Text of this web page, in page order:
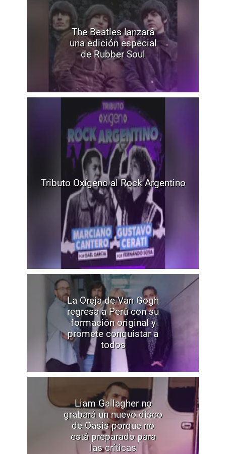
The Beatles lanzará
una edición especial
de Rubber Soul
Tributo Oxígeno al Rock Argentino
La Oreja de Van Gogh
regresa a Perú con su
formación original y
promete conquistar a
todos
Liam Gallagher no
grabará un nuevo disco
de Oasis porque no
está preparado para
las críticas